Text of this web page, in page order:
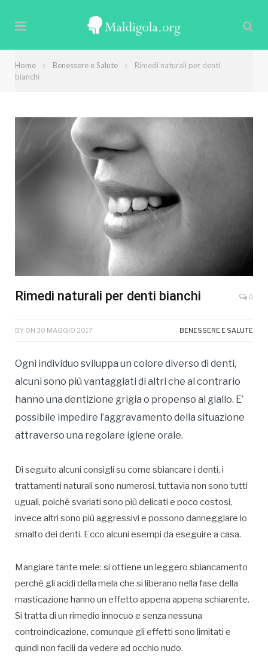
Home » Benessere e Salute »
Rimedi naturali per denti
bianchi
Rimedi naturali per denti bianchi 0
BY ON 30 MAGGIO 2017 BENESSERE E SALUTE
Ogni individuo sviluppa un colore diverso di denti,
alcuni sono più vantaggiati di altri che al contrario
hanno una dentizione grigia o propenso al giallo. E’
possibile impedire l’aggravamento della situazione
attraverso una regolare igiene orale.
Di seguito alcuni consigli su come sbiancare i denti, i
trattamenti naturali sono numerosi, tuttavia non sono tutti
uguali, poiché svariati sono più delicati e poco costosi,
invece altri sono più aggressivi e possono danneggiare lo
smalto dei denti. Ecco alcuni esempi da eseguire a casa.
Mangiare tante mele: si ottiene un leggero sbiancamento
perché gli acidi della mela che si liberano nella fase della
masticazione hanno un effetto appena appena schiarente.
Si tratta di un rimedio innocuo e senza nessuna
controindicazione, comunque gli effetti sono limitati e
quindi non facili da vedere ad occhio nudo.